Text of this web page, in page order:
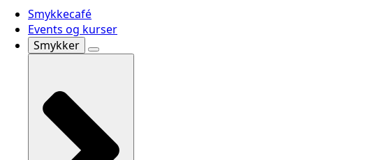
Smykkecafé
Events og kurser
Smykker